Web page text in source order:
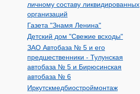
личному составу ликвидированных
организаций
Газета "Знамя Ленина"
Детский дом "Свежие всходы"
ЗАО Автобаза № 5 и его
предшественники - Тулунская
автобаза № 5 и Бирюсинская
автобаза № 6
Иркутскмедбиостроймонтаж